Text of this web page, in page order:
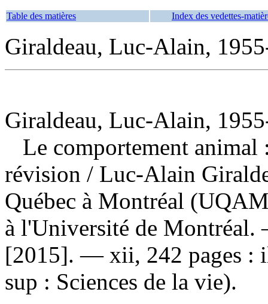
Table des matières Index des vedettes-
Giraldeau, Luc-Alain,
Giraldeau, Luc-Alain,
Le comportement animal
révision / Luc-Alain
Québec à Montréal
à l'Université de
[2015]. — xii, 242 pages :
sup : Sciences de la vie).